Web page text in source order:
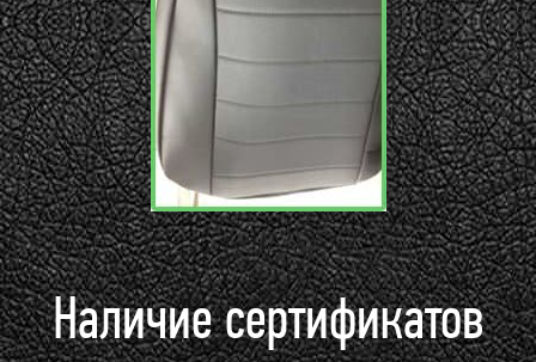
Наличие сертификатов